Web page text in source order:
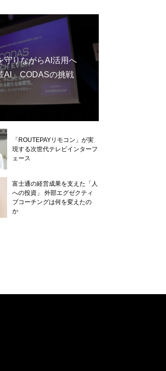
守りながらAI活用へ
AI」CODASの挑戦
「ROUTEPAYリモコン」が実
現する次世代テレビインターフ
ェース
富士通の経営成果を支えた「人
への投資」 外部エグゼクティ
ブコーチングは何を変えたの
か